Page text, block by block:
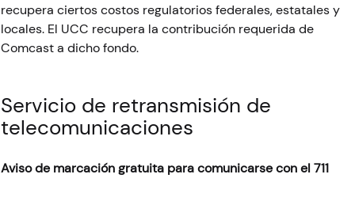
recupera ciertos costos regulatorios federales, estatales y
locales. El UCC recupera la contribución requerida de
Comcast a dicho fondo.
Servicio de retransmisión de
telecomunicaciones
Aviso de marcación gratuita para comunicarse con el 711